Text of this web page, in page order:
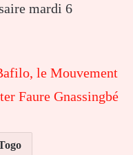
mardi 6
le Mouvement
Faure Gnassingbé